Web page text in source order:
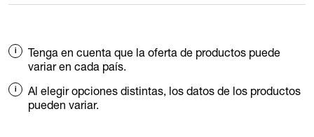
Tenga en cuenta que la oferta de productos puede
variar en cada país.
Al elegir opciones distintas, los datos de los productos
pueden variar.